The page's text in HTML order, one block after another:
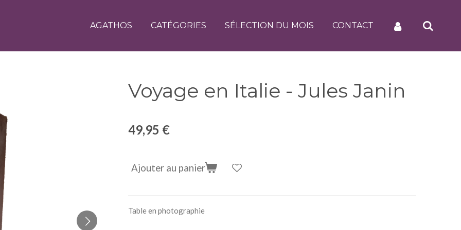
AGATHOS CATÉGORIES SÉLECTION DU MOIS CONTACT
Voyage en Italie - Jules Janin
49,95 €
Ajouter au panier
Table en photographie